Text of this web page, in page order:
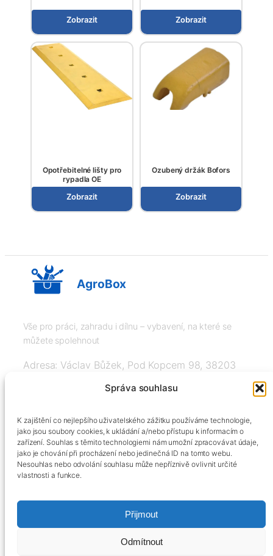
Správa souhlasu
K zajištění co nejlepšího uživatelského zážitku používáme technologie,
jako jsou soubory cookies, k ukládání a/nebo přístupu k informacím o
zařízení. Souhlas s těmito technologiemi nám umožní zpracovávat údaje,
jako je chování při procházení nebo jedinečná ID na tomto webu.
Nesouhlas nebo odvolání souhlasu může nepříznivě ovlivnit určité
vlastnosti a funkce.
Přijmout
Odmítnout
Zobrazit Zobrazit
Opotřebitelné lišty pro
rypadla OE
Zobrazit
Ozubený držák Bofors
Zobrazit
AgroBox
Vše pro práci, zahradu i dílnu – vybavení, na které se
můžete spolehnout
Adresa: Václav Bůžek, Pod Kopcem 98, 38203
+420606334248, info@agrobox.cz
Obchodní podmínky
Podmínky ochrany osobních údajů